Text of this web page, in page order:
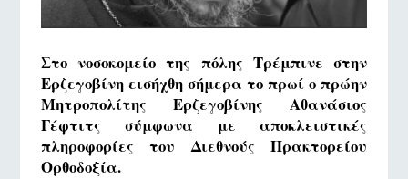
Στο νοσοκομείο της πόλης Τρέμπινε στην
Ερζεγοβίνη εισήχθη σήμερα το πρωί ο πρώην
Μητροπολίτης Ερζεγοβίνης Αθανάσιος
Γέφτιτς σύμφωνα με αποκλειστικές
πληροφορίες του Διεθνούς Πρακτορείου
Ορθοδοξία.